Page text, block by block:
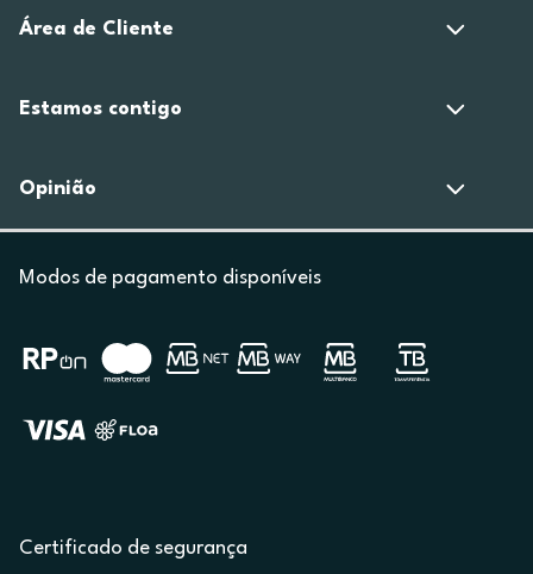
Área de Cliente
Estamos contigo
Opinião
Modos de pagamento disponíveis
Certificado de segurança